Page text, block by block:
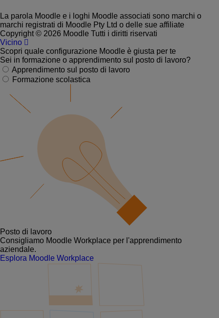
La parola Moodle e i loghi Moodle associati sono marchi o
marchi registrati di Moodle Pty Ltd o delle sue affiliate
Copyright © 2026 Moodle Tutti i diritti riservati
Vicino
Scopri quale configurazione Moodle è giusta per te
Sei in formazione o apprendimento sul posto di lavoro?
Apprendimento sul posto di lavoro
Formazione scolastica
Posto di lavoro
Consigliamo Moodle Workplace per l'apprendimento
aziendale.
Esplora Moodle Workplace